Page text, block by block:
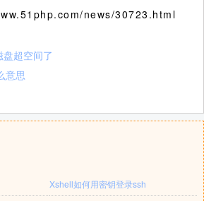
news/30723.html
超空间了
意思
Xshell如何用密钥登录ssh